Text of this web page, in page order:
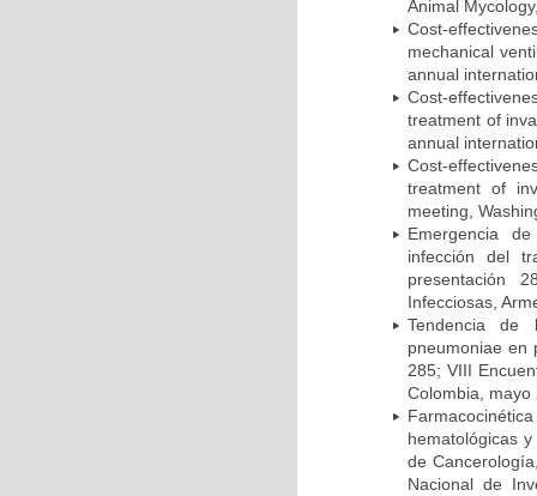
Animal
Cost-
mechanical
annual
Cost-
treatment of
annual
Cost-
treatment of
meeting,
Emergencia
infección del
presentación
Infecciosas,
Tendencia de
pneumoniae en
285; VIII
Colombia, mayo
hematológicas
de
Nacional de